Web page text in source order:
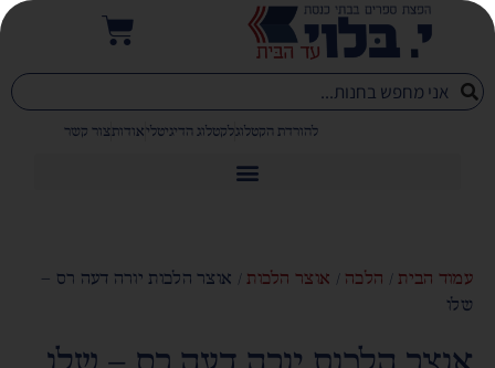
להורדת הקטלוגלקטלוג הדיגיטליאודותצור קשר
עמוד הבית/ הלכה / אוצר הלכות/ אוצר הלכות יורה דעה רס –
שלו